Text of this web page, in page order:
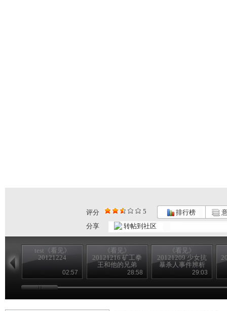
评分 5 排行榜
分享
转帖到社区
test《看见》
20121224
02:57
《看见》
20121216 矿工拳
王和他的兄弟
28:58
《看见》
20121209 少女抗
暴杀人事件辨析
29:03